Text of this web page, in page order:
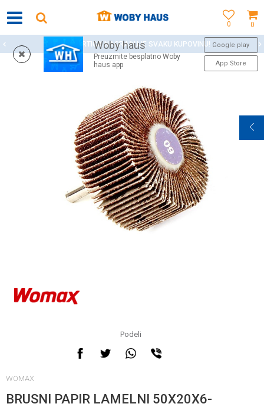
0
0
Woby haus
Preuzmite besplatno Woby
haus app
Google play
App Store
WOBY KARTICA NAGRAĐUJE SVAKU KUPOVINU!
Podeli
WOMAX
BRUSNI PAPIR LAMELNI 50X20X6-